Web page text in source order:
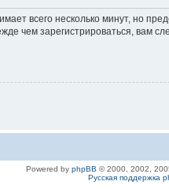
всего несколько минут, но
чем зарегистрироваться, вам
Powered by phpBB © 2000, 2002,
Русская поддержка